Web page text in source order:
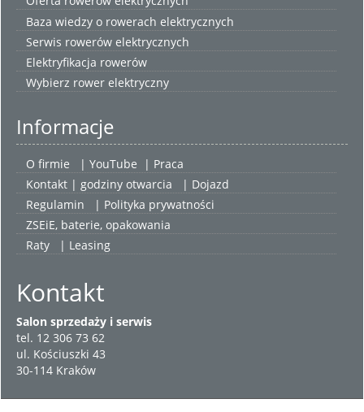
Baza wiedzy o rowerach elektrycznych
Serwis rowerów elektrycznych
Elektryfikacja rowerów
Wybierz rower elektryczny
Informacje
O firmie | YouTube | Praca
Kontakt | godziny otwarcia
| Dojazd
Regulamin
| Polityka prywatności
ZSEiE, baterie, opakowania
Raty
| Leasing
Kontakt
Salon sprzedaży i serwis
tel. 12 306 73 62
ul. Kościuszki 43
30-114 Kraków